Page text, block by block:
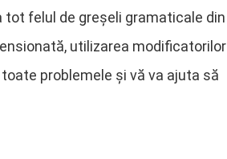
felul de greșeli gramaticale din
utilizarea modificatorilor
problemele și vă va ajuta să